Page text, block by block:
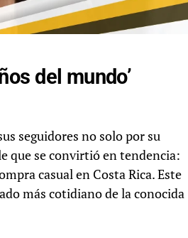
del mundo’
seguidores no solo por su
que se convirtió en tendencia:
casual en Costa Rica. Este
más cotidiano de la conocida